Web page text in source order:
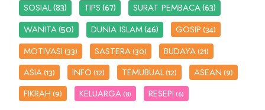
SOSIAL(83) TIPS(67) SURAT PEMBACA(63)
WANITA(50) DUNIA ISLAM(46) GOSIP(34)
MOTIVASI(33) SASTERA(30) BUDAYA(21)
ASIA(13) INFO(12) TEMUBUAL(12) ASEAN(9)
FIKRAH(9) KELUARGA (8) RESEPI (6)